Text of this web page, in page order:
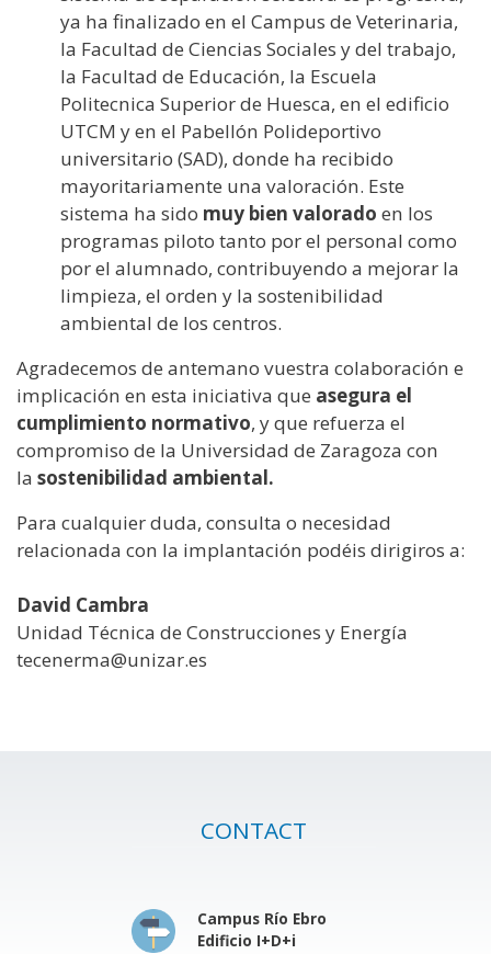
ya ha finalizado en el Campus de Veterinaria,
la Facultad de Ciencias Sociales y del trabajo,
la Facultad de Educación, la Escuela
Politecnica Superior de Huesca, en el edificio
UTCM y en el Pabellón Polideportivo
universitario (SAD), donde ha recibido
mayoritariamente una valoración. Este
sistema ha sido muy bien valorado en los
programas piloto tanto por el personal como
por el alumnado, contribuyendo a mejorar la
limpieza, el orden y la sostenibilidad
ambiental de los centros.
Agradecemos de antemano vuestra colaboración e
implicación en esta iniciativa que asegura el
cumplimiento normativo, y que refuerza el
compromiso de la Universidad de Zaragoza con
la sostenibilidad ambiental.
Para cualquier duda, consulta o necesidad
relacionada con la implantación podéis dirigiros a:
David Cambra
Unidad Técnica de Construcciones y Energía
tecenerma@unizar.es
CONTACT
Campus Río Ebro
Edificio I+D+i